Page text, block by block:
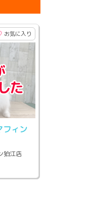
お気に入り
フィン
狛江店